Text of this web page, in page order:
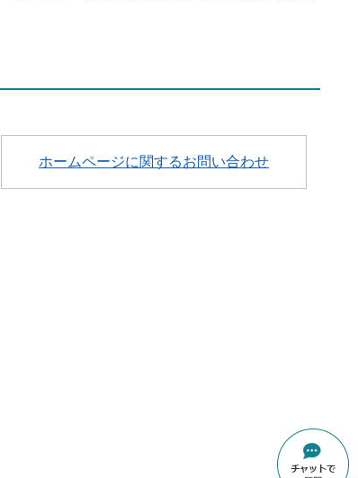
ホームページに関するお問い合わせ